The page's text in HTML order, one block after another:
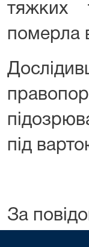
тяжких
померла
під
За